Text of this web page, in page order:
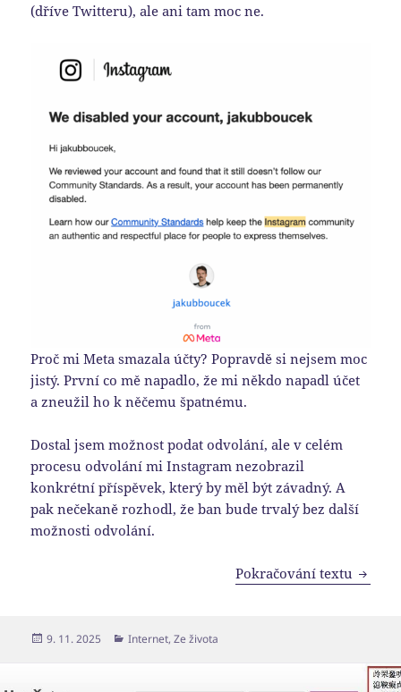
(dříve Twitteru), ale ani tam moc ne.
Proč mi Meta smazala účty? Popravdě si nejsem moc
jistý. První co mě napadlo, že mi někdo napadl účet
a zneužil ho k něčemu špatnému.
Dostal jsem možnost podat odvolání, ale v celém
procesu odvolání mi Instagram nezobrazil
konkrétní příspěvek, který by měl být závadný. A
pak nečekaně rozhodl, že ban bude trvalý bez další
možnosti odvolání.
Pokračování textu Jak
Publikováno:
9. 11. 2025 Rubriky:
Internet,Ze života